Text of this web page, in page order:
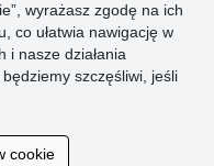
wyrażasz zgodę na ich
co ułatwia nawigację w
i nasze działania
będziemy szczęśliwi, jeśli
cookie